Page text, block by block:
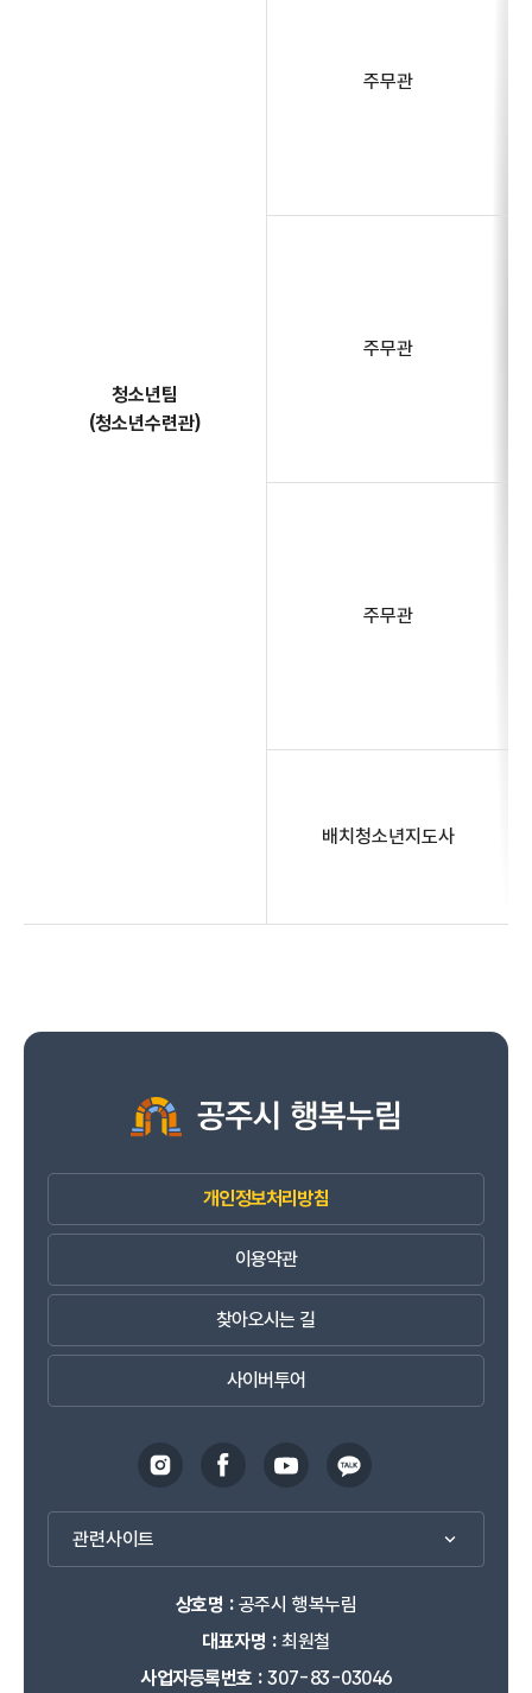
청소년팀
(청소년수련관)
주무관
주무관
주무관
배치청소년지도사
개인정보처리방침
이용약관
찾아오시는 길
사이버투어
관련사이트
상호명 :공주시 행복누림
대표자명 :최원철
사업자등록번호 :307-83-03046